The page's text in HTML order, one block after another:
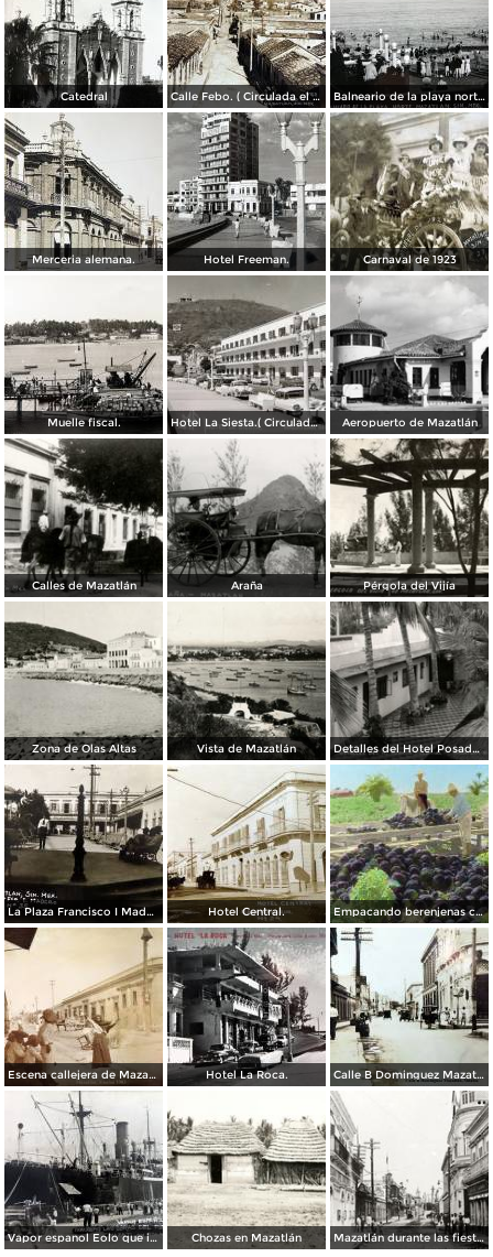
Catedral Calle Febo. ( Circulada el 22 de Septiembre de 1934 ). Balneario de la playa norte.
Merceria alemana. Hotel Freeman. Carnaval de 1923
Muelle fiscal. Hotel La Siesta.( Circulada el 30 de Octubre de 1956 ). Aeropuerto de Mazatlán
Calles de Mazatlán Araña Pérgola del Vijía
Zona de Olas Altas Vista de Mazatlán Detalles del Hotel Posada Colonial
La Plaza Francisco I Madero. Hotel Central. Empacando berenjenas cerca de Mazatlan 1928
Escena callejera de Mazatlán, Sinaloa 1903. Hotel La Roca. Calle B Dominguez Mazatlán, Sinaloa ( Circulada el 25 de Abril de 1932 ).
Vapor espanol Eolo que ignaguro las obras del puerto. Chozas en Mazatlán Mazatlán durante las fiestas del Centenario de la Independencia (1910)